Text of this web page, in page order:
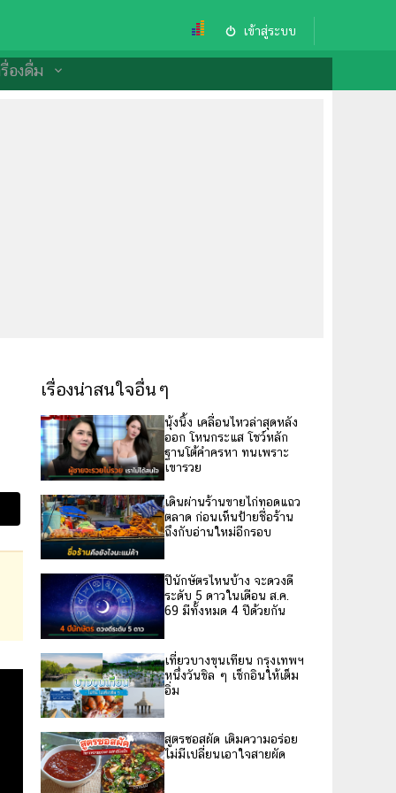
เข้าสู่ระบบ
องดื่ม
เรื่องน่าสนใจอื่นๆ
นุ้งนิ้ง เคลื่อนไหวล่าสุดหลัง
ออก โหนกระแส โชว์หลัก
ฐานโต้คำครหา ทนเพราะ
เขารวย
เดินผ่านร้านขายไก่ทอดแถว
ตลาด ก่อนเห็นป้ายชื่อร้าน
ถึงกับอ่านใหม่อีกรอบ
ปีนักษัตรไหนบ้าง จะดวงดี
ระดับ 5 ดาวในเดือน ส.ค.
69 มีทั้งหมด 4 ปีด้วยกัน
เที่ยวบางขุนเทียน กรุงเทพฯ
หนึ่งวันชิล ๆ เช็กอินให้เต็ม
อิ่ม
สูตรซอสผัด เติมความอร่อย
ไม่มีเปลี่ยนเอาใจสายผัด